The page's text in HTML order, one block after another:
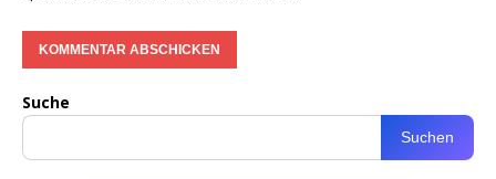
Suche
Suchen